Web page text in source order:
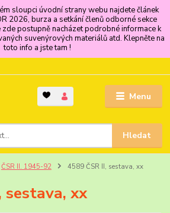
sloupci úvodní strany webu najdete článek
2026, burza a setkání členů odborné sekce
postupně nacházet podrobné informace k
suvenýrových materiálů atd. Klepněte na
toto info a jste tam !
Menu
Hledat
ČSR II. 1945-92 4589 ČSR II, sestava, xx
sestava, xx